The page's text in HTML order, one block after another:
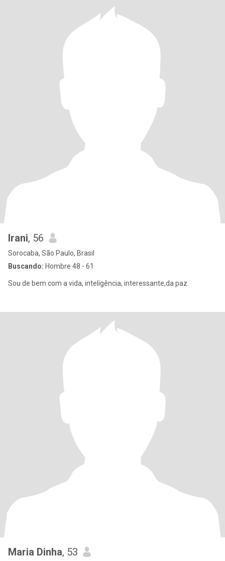
Irani, 56
Sorocaba, São Paulo, Brasil
Buscando: Hombre 48 - 61
Sou de bem com a vida, inteligência, interessante,da paz.
Maria Dinha, 53